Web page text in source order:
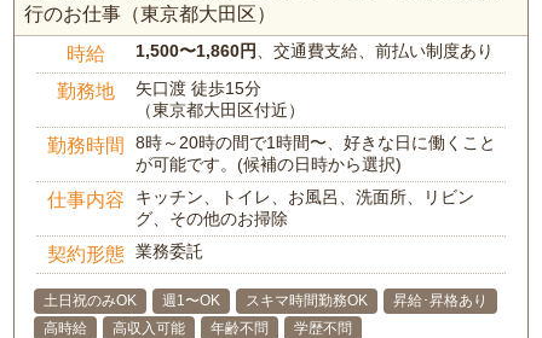
行のお仕事（東京都大田区）
時給 1,500〜1,860円 、交通費支給、前払い制度あり
勤務地
矢口渡 徒歩15分
（東京都大田区付近）
勤務時間
8時～20時の間で1時間〜、好きな日に働くこと
が可能です。(候補の日時から選択)
仕事内容
キッチン、トイレ、お風呂、洗面所、リビン
グ、その他のお掃除
契約形態 業務委託
土日祝のみOK 週1〜OK スキマ時間勤務OK
昇給･昇格あり
高時給
高収入可能 年齢不問
学歴不問